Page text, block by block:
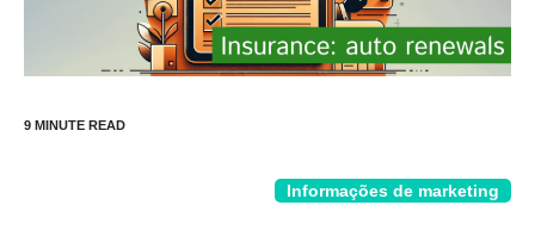
Informações de marketing